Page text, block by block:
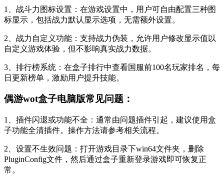
1、战斗力图标设置：在游戏设置中，用户可自由配置三种图
标显示，包括战力默认显示选项，无需额外设置。
2、战力自定义功能：支持战力伪装，允许用户修改显示值以
自定义游戏体验，但不影响真实战力数据。
3、排行榜系统：在盒子排行中查看国服前100名玩家排名，每
日更新榜单，激励用户提升技能。
偶游wot盒子电脑版常见问题：
1、插件闪退或功能不全：通常由问题插件引起，建议使用盒
子功能全清插件。操作方法请参考相关流程。
2、设置不生效问题：打开游戏目录下win64文件夹，删除
PluginConfig文件，然后通过盒子重新登录游戏即可恢复正
常。